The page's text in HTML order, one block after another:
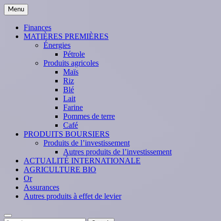
Skip
to
content
Menu
Finances
MATIÈRES PREMIÈRES
Énergies
Pétrole
Produits agricoles
Maïs
Riz
Blé
Lait
Farine
Pommes de terre
Café
PRODUITS BOURSIERS
Produits de l’investissement
Autres produits de l’investissement
ACTUALITÉ INTERNATIONALE
AGRICULTURE BIO
Or
Assurances
Autres produits à effet de levier
Search